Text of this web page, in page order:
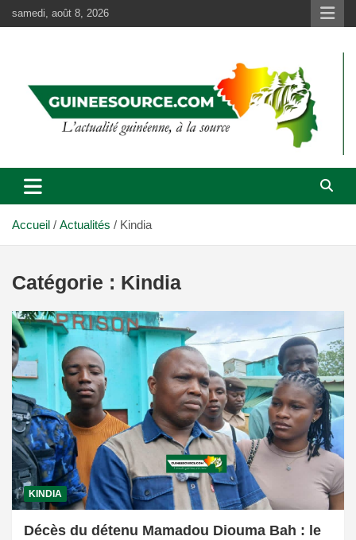
au
samedi, août 8, 2026
Accueil Actualités Kindia
Catégorie : Kindia
KINDIA
Décès du détenu Mamadou Diouma Bah : le